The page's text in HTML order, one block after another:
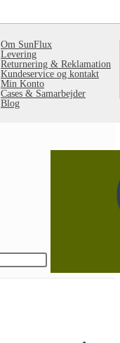
Om SunFlux
Levering
Returnering & Reklamation
Kundeservice og kontakt
Min Konto
Cases & Samarbejder
Blog